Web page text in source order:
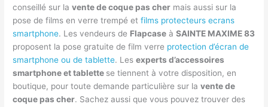
conseillé sur lavente de coque pas cher mais aussi sur la
pose de films en verre trempé etfilms protecteurs ecrans
smartphone. Les vendeurs de Flapcase àSAINTE MAXIME 83
proposent la pose gratuite de film verre protection d’écran de
smartphone ou de tablette. Lesexperts d’accessoires
smartphone et tablette se tiennent à votre disposition, en
boutique, pour toute demande particulière sur lavente de
coque pas cher. Sachez aussi que vous pouvez trouver des